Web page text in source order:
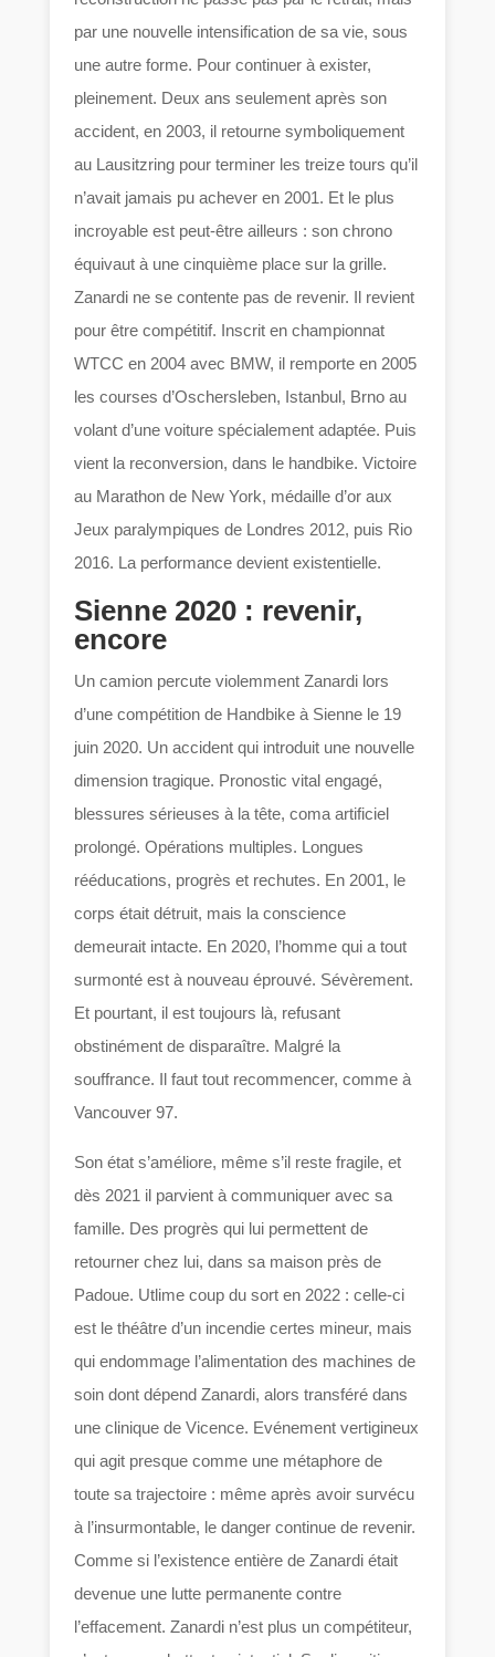
par une nouvelle intensification de sa vie, sous
une autre forme. Pour continuer à exister,
pleinement. Deux ans seulement après son
accident, en 2003, il retourne symboliquement
au Lausitzring pour terminer les treize tours qu’il
n’avait jamais pu achever en 2001. Et le plus
incroyable est peut-être ailleurs : son chrono
équivaut à une cinquième place sur la grille.
Zanardi ne se contente pas de revenir. Il revient
pour être compétitif. Inscrit en championnat
WTCC en 2004 avec BMW, il remporte en 2005
les courses d’Oschersleben, Istanbul, Brno au
volant d’une voiture spécialement adaptée. Puis
vient la reconversion, dans le handbike. Victoire
au Marathon de New York, médaille d’or aux
Jeux paralympiques de Londres 2012, puis Rio
2016. La performance devient existentielle.
Sienne 2020 : revenir,
encore
Un camion percute violemment Zanardi lors
d’une compétition de Handbike à Sienne le 19
juin 2020. Un accident qui introduit une nouvelle
dimension tragique. Pronostic vital engagé,
blessures sérieuses à la tête, coma artificiel
prolongé. Opérations multiples. Longues
rééducations, progrès et rechutes. En 2001, le
corps était détruit, mais la conscience
demeurait intacte. En 2020, l’homme qui a tout
surmonté est à nouveau éprouvé. Sévèrement.
Et pourtant, il est toujours là, refusant
obstinément de disparaître. Malgré la
souffrance. Il faut tout recommencer, comme à
Vancouver 97.
Son état s’améliore, même s’il reste fragile, et
dès 2021 il parvient à communiquer avec sa
famille. Des progrès qui lui permettent de
retourner chez lui, dans sa maison près de
Padoue. Utlime coup du sort en 2022 : celle-ci
est le théâtre d’un incendie certes mineur, mais
qui endommage l’alimentation des machines de
soin dont dépend Zanardi, alors transféré dans
une clinique de Vicence. Evénement vertigineux
qui agit presque comme une métaphore de
toute sa trajectoire : même après avoir survécu
à l’insurmontable, le danger continue de revenir.
Comme si l’existence entière de Zanardi était
devenue une lutte permanente contre
l’effacement. Zanardi n’est plus un compétiteur,